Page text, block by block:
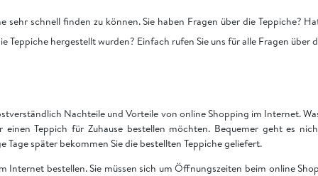
schnell finden zu können. Sie haben Fragen über die Teppiche?
Teppiche hergestellt wurden? Einfach rufen Sie uns für alle Fragen über
Nachteile und Vorteile von online Shopping im Internet.
Teppich für Zuhause bestellen möchten. Bequemer geht es
später bekommen Sie die bestellten Teppiche geliefert.
Internet bestellen. Sie müssen sich um Öffnungszeiten beim online